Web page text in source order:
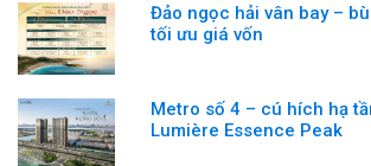
Đảo ngọc hải vân bay –
tối ưu giá vốn
Metro số 4 – cú hích hạ
Lumière Essence Peak